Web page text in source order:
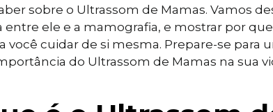
sobre o Ultrassom de Mamas. Vamos
entre ele e a mamografia, e mostrar por
você cuidar de si mesma. Prepare-se para
do Ultrassom de Mamas na sua